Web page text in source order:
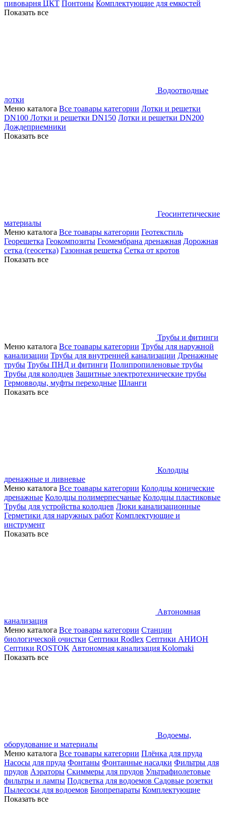
пивоварня ЦКТ Понтоны Комплектующие для емкостей
Показать все
Водоотводные
лотки
Меню каталога Все тоавары категории Лотки и решетки
DN100 Лотки и решетки DN150 Лотки и решетки DN200
Дождеприемники
Показать все
Геосинтетические
материалы
Меню каталога Все тоавары категории Геотекстиль
Георешетка Геокомпозиты Геомембрана дренажная Дорожная
сетка (геосетка) Газонная решетка Сетка от кротов
Показать все
Трубы и фитинги
Меню каталога Все тоавары категории Трубы для наружной
канализации Трубы для внутренней канализации Дренажные
трубы Трубы ПНД и фитинги Полипропиленовые трубы
Трубы для колодцев Защитные электротехнические трубы
Гермовводы, муфты переходные Шланги
Показать все
Колодцы
дренажные и ливневые
Меню каталога Все тоавары категории Колодцы конические
дренажные Колодцы полимерпесчаные Колодцы пластиковые
Трубы для устройства колодцев Люки канализационные
Герметики для наружных работ Комплектующие и
инструмент
Показать все
Автономная
канализация
Меню каталога Все тоавары категории Станции
биологической очистки Септики Rodlex Септики АНИОН
Септики ROSTOK Автономная канализация Kolomaki
Показать все
Водоемы,
оборудование и материалы
Меню каталога Все тоавары категории Плёнка для пруда
Насосы для пруда Фонтаны Фонтанные насадки Фильтры для
прудов Аэраторы Скиммеры для прудов Ультрафиолетовые
фильтры и лампы Подсветка для водоемов Садовые розетки
Пылесосы для водоемов Биопрепараты Комплектующие
Показать все